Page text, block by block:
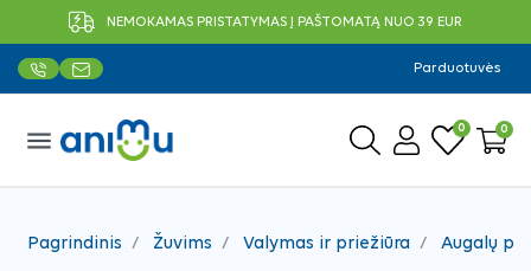
NEMOKAMAS PRISTATYMAS Į PAŠTOMATĄ NUO 39 EUR
Parduotuvės
menu 0 0
Pagrindinis Žuvims Valymas ir priežiūra Augalų